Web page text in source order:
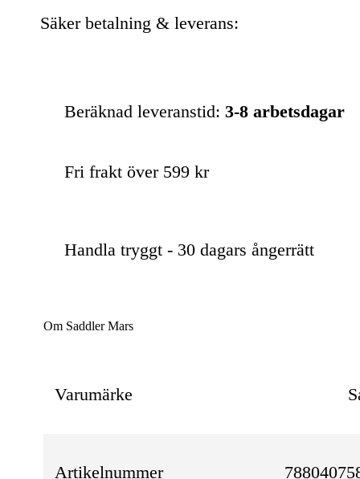
Säker betalning & leverans:
Beräknad leveranstid: 3-8 arbetsdagar
Fri frakt över 599 kr
Handla tryggt - 30 dagars ångerrätt
Om Saddler Mars
Varumärke
Artikelnummer